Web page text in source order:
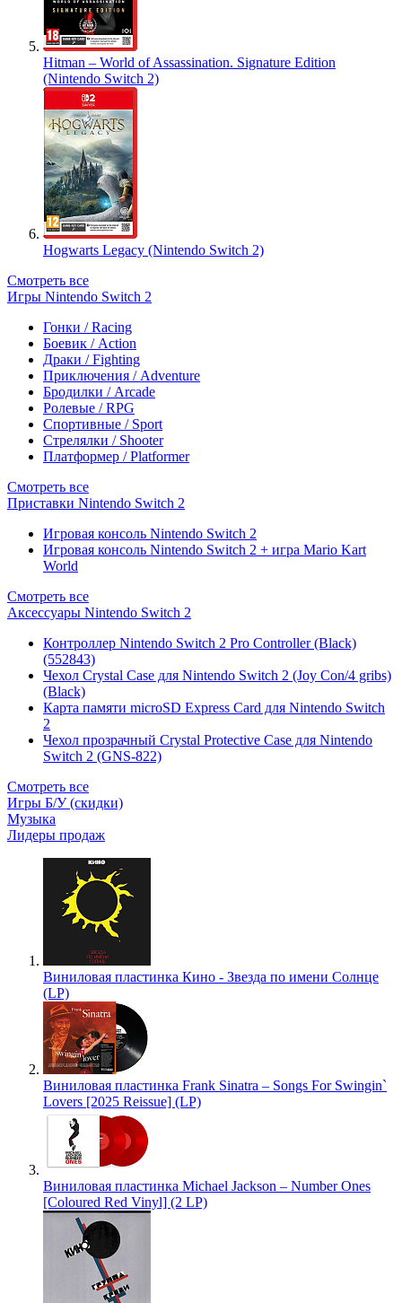
Hitman – World of Assassination. Signature Edition
(Nintendo Switch 2)
Hogwarts Legacy (Nintendo Switch 2)
Смотреть все
Игры Nintendo Switch 2
Гонки / Racing
Боевик / Action
Драки / Fighting
Приключения / Adventure
Бродилки / Arcade
Ролевые / RPG
Спортивные / Sport
Стрелялки / Shooter
Платформер / Platformer
Смотреть все
Приставки Nintendo Switch 2
Игровая консоль Nintendo Switch 2
Игровая консоль Nintendo Switch 2 + игра Mario Kart
World
Смотреть все
Аксессуары Nintendo Switch 2
Контроллер Nintendo Switch 2 Pro Controller (Black)
(552843)
Чехол Сrystal Сase для Nintendo Switch 2 (Joy Con/4 gribs)
(Black)
Карта памяти microSD Express Card для Nintendo Switch
2
Чехол прозрачный Crystal Protective Case для Nintendo
Switch 2 (GNS-822)
Смотреть все
Игры Б/У (скидки)
Музыка
Лидеры продаж
Виниловая пластинка Кино - Звезда по имени Солнце
(LP)
Виниловая пластинка Frank Sinatra – Songs For Swingin`
Lovers [2025 Reissue] (LP)
Виниловая пластинка Michael Jackson – Number Ones
[Coloured Red Vinyl] (2 LP)